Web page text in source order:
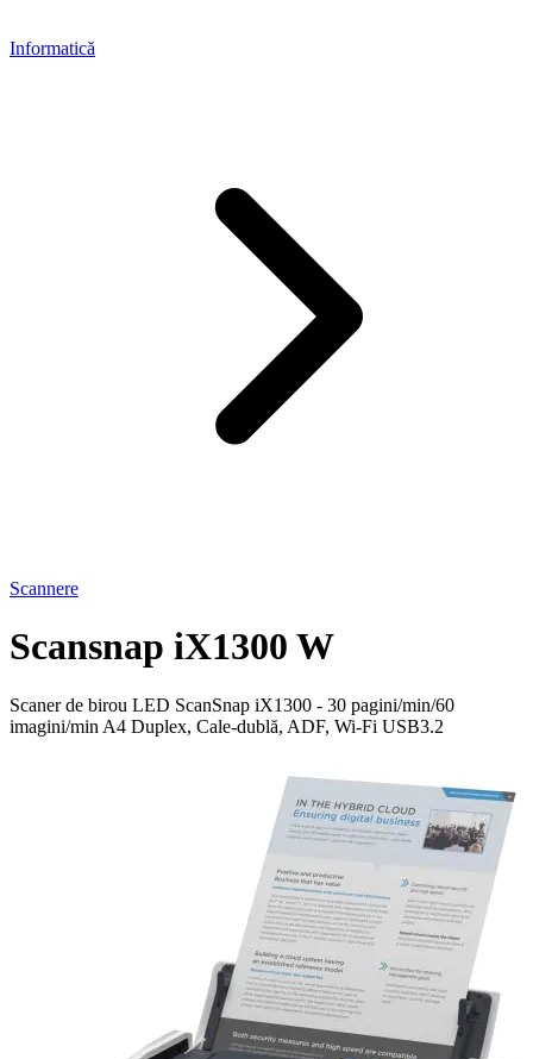
Informatică
Scannere
Scansnap iX1300 W
Scaner de birou LED ScanSnap iX1300 - 30 pagini/min/60
imagini/min A4 Duplex, Cale-dublă, ADF, Wi-Fi USB3.2